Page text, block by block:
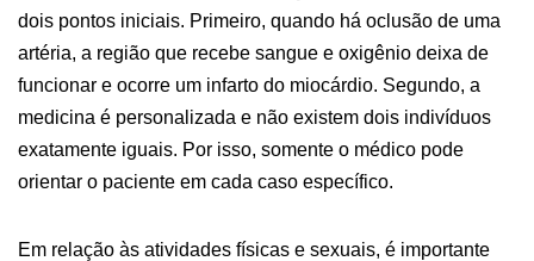
dois pontos iniciais. Primeiro, quando há oclusão de uma
artéria, a região que recebe sangue e oxigênio deixa de
funcionar e ocorre um infarto do miocárdio. Segundo, a
medicina é personalizada e não existem dois indivíduos
exatamente iguais. Por isso, somente o médico pode
orientar o paciente em cada caso específico.
Em relação às atividades físicas e sexuais, é importante